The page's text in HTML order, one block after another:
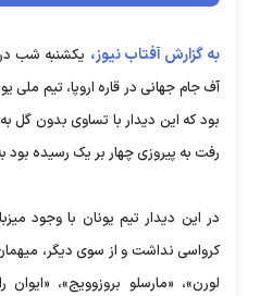
به گزارش آفتاب نیوز، یکشنبه شب
آف جام جهانی در قاره اروپا، تیم ملی
بود که این دیدار با تساوی بدون گل
رفت به پیروزی چهار بر یک رسیده بود
در این دیدار تیم یونان با وجود
کرواسی نداشت و از سوی دیگر،
لورن»، «مارسلو بروزوویج»، «ایوان